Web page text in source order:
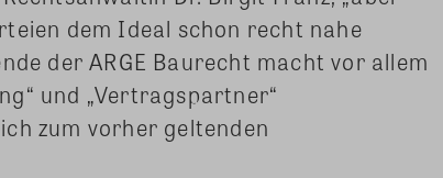
dem Ideal schon recht nahe
der ARGE Baurecht macht vor allem
und „Vertragspartner“
zum vorher geltenden